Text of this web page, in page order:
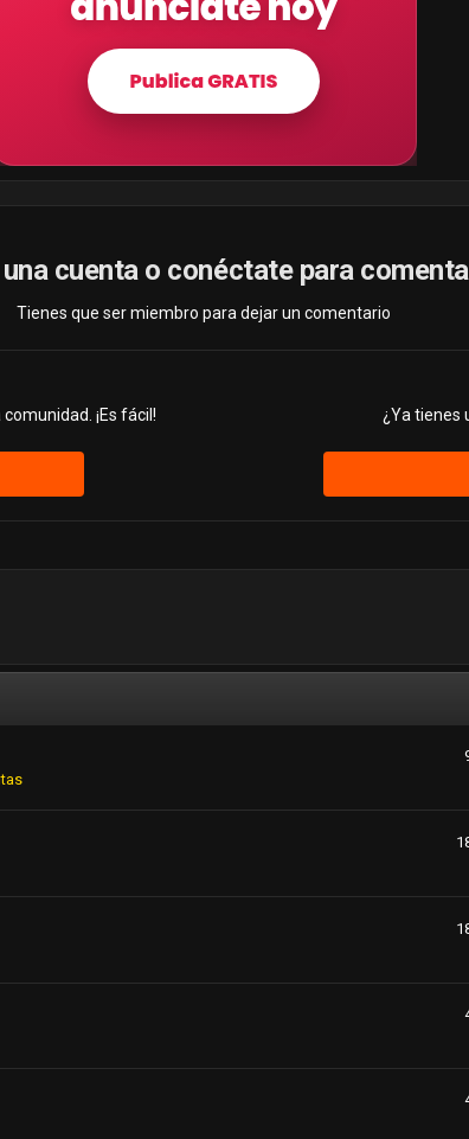
cuenta o conéctate para
Tienes que ser miembro para dejar un comentario
¡Es fácil! ¿Ya tienes